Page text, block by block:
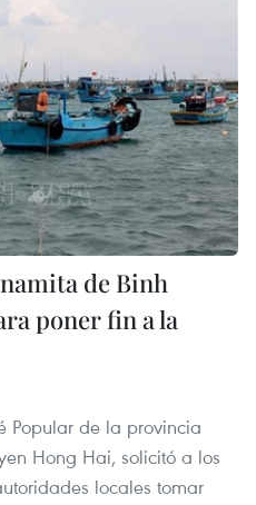
de Binh
poner fin a la
Popular de la provincia
Hong Hai, solicitó a los
locales tomar